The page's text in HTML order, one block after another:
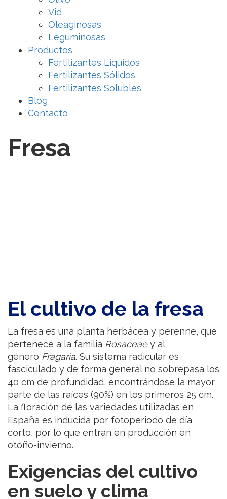
Vid
Oleaginosas
Leguminosas
Productos
Fertilizantes Líquidos
Fertilizantes Sólidos
Fertilizantes Solubles
Blog
Contacto
Fresa
El cultivo de la fresa
La fresa es una planta herbácea y perenne, que
pertenece a la familia Rosaceaey al
género Fragaria. Su sistema radicular es
fasciculado y de forma general no sobrepasa los
40 cm de profundidad, encontrándose la mayor
parte de las raíces (90%) en los primeros 25 cm.
La floración de las variedades utilizadas en
España es inducida por fotoperiodo de día
corto, por lo que entran en producción en
otoño-invierno.
Exigencias del cultivo
en suelo y clima